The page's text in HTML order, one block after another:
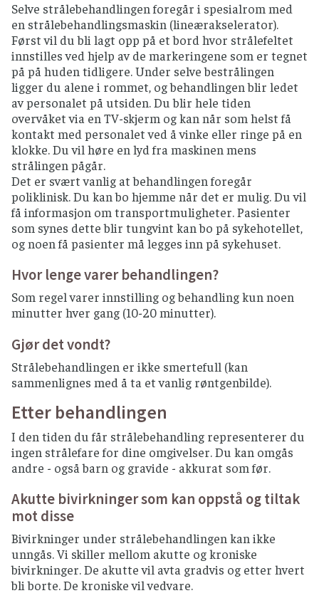
Selve strålebehandlingen foregår i spesialrom med
en strålebehandlingsmaskin (lineærakselerator).
Først vil du bli lagt opp på et bord hvor strålefeltet
innstilles ved hjelp av de markeringene som er tegnet
på på huden tidligere. Under selve bestrålingen
ligger du alene i rommet, og behandlingen blir ledet
av personalet på utsiden. Du blir hele tiden
overvåket via en TV-skjerm og kan når som helst få
kontakt med personalet ved å vinke eller ringe på en
klokke. Du vil høre en lyd fra maskinen mens
strålingen pågår.
Det er svært vanlig at behandlingen foregår
poliklinisk. Du kan bo hjemme når det er mulig. Du vil
få informasjon om transportmuligheter. Pasienter
som synes dette blir tungvint kan bo på sykehotellet,
og noen få pasienter må legges inn på sykehuset.
Hvor lenge varer behandlingen?
Som regel varer innstilling og behandling kun noen
minutter hver gang (10-20 minutter).
Gjør det vondt?
Strålebehandlingen er ikke smertefull (kan
sammenlignes med å ta et vanlig røntgenbilde).
Etter behandlingen
I den tiden du får strålebehandling representerer du
ingen strålefare for dine omgivelser. Du kan omgås
andre - også barn og gravide - akkurat som før.
Akutte bivirkninger som kan oppstå og tiltak
mot disse
Bivirkninger under strålebehandlingen kan ikke
unngås. Vi skiller mellom akutte og kroniske
bivirkninger. De akutte vil avta gradvis og etter hvert
bli borte. De kroniske vil vedvare.